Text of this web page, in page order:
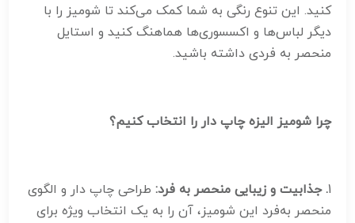
کنید. این تنوع رنگی به شما کمک می‌کند تا شومیز را با
دیگر لباس‌ها و اکسسوری‌ها هماهنگ کنید و استایل
منحصر به فردی داشته باشید.
چرا شومیز الیزه چاپ دار را انتخاب کنیم؟
1. جذابیت و زیبایی منحصر به فرد: طراحی چاپ دار و الگوی
منحصر به‌فرد این شومیز، آن را به یک انتخاب ویژه برای